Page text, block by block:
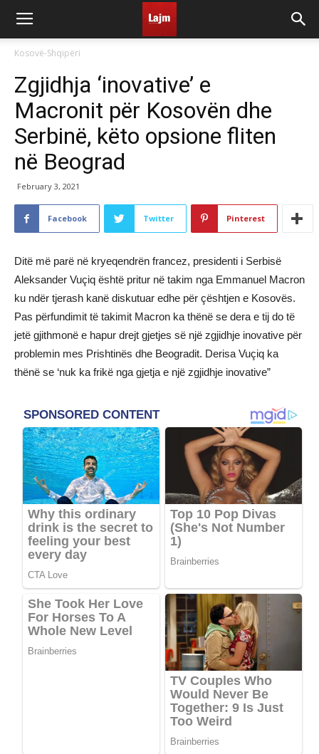
Kosovë-Shqipëri
Zgjidhja ‘inovative’ e
Macronit për Kosovën dhe
Serbinë, këto opsione fliten
në Beograd
February 3, 2021
Facebook Twitter Pinterest
Ditë më parë në kryeqendrën francez, presidenti i Serbisë
Aleksander Vuçiq është pritur në takim nga Emmanuel Macron
ku ndër tjerash kanë diskutuar edhe për çështjen e Kosovës.
Pas përfundimit të takimit Macron ka thënë se dera e tij do të
jetë gjithmonë e hapur drejt gjetjes së një zgjidhje inovative për
problemin mes Prishtinës dhe Beogradit. Derisa Vuçiq ka
thënë se ‘nuk ka frikë nga gjetja e një zgjidhje inovative”